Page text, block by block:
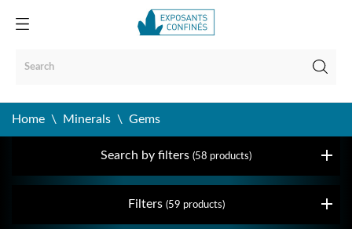
Home Minerals Gems
Search by filters (58 products)
Filters (59 products)